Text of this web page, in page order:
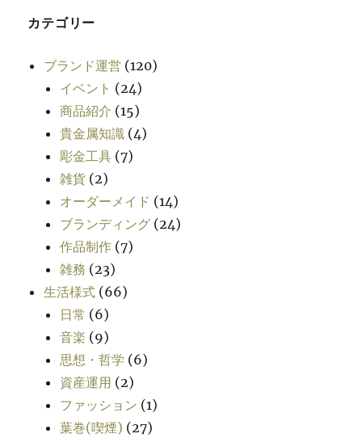
カテゴリー
ブランド運営 (120)
イベント (24)
商品紹介 (15)
貴金属知識 (4)
彫金工具 (7)
雑貨 (2)
オーダーメイド (14)
ブランディング (24)
作品制作 (7)
雑務 (23)
生活様式 (66)
日常 (6)
音楽 (9)
思想・哲学 (6)
資産運用 (2)
ファッション (1)
葉巻(喫煙) (27)